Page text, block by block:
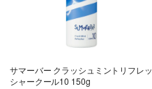
サマーバー クラッシュミントリフレッ
シャークール10 150g